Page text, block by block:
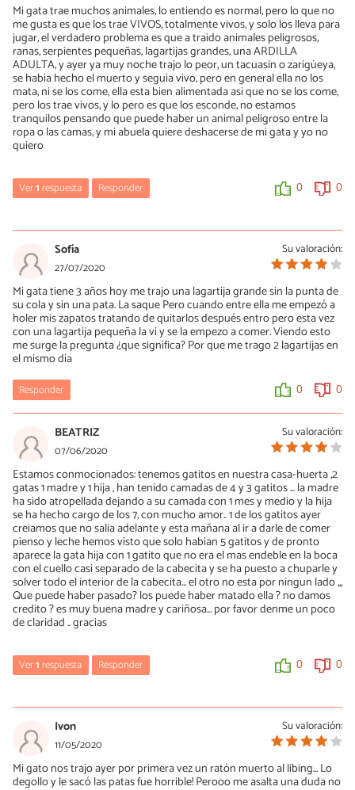
Mi gata trae muchos animales, lo entiendo es normal, pero lo que no
me gusta es que los trae VIVOS, totalmente vivos, y solo los lleva para
jugar, el verdadero problema es que a traido animales peligrosos,
ranas, serpientes pequeñas, lagartijas grandes, una ARDILLA
ADULTA, y ayer ya muy noche trajo lo peor, un tacuasin o zarigüeya,
se habia hecho el muerto y seguia vivo, pero en general ella no los
mata, ni se los come, ella esta bien alimentada asi que no se los come,
pero los trae vivos, y lo pero es que los esconde, no estamos
tranquilos pensando que puede haber un animal peligroso entre la
ropa o las camas, y mi abuela quiere deshacerse de mi gata y yo no
quiero
Ver1respuesta Responder 0 0
29/06/2022
Lo mismo está haciendo el mío, aveces los come, aveces solo los
trae correteando y una vez se metió dentro de mi casa un ratón,
ha estado apunto de entrar otro, está trayendo diario,
sinceramente también estoy arta. Que hago?
0
Su valoración:
Sofía
27/07/2020
Mi gata tiene 3 años hoy me trajo una lagartija grande sin la punta de
su cola y sin una pata. La saque Pero cuando entre ella me empezó a
holer mis zapatos tratando de quitarlos después entro pero esta vez
con una lagartija pequeña la vi y se la empezo a comer. Viendo esto
me surge la pregunta ¿que significa? Por que me trago 2 lagartijas en
el mismo día
Responder 0 0
Su valoración:
BEATRIZ
07/06/2020
Estamos conmocionados: tenemos gatitos en nuestra casa-huerta ,2
gatas 1 madre y 1 hija , han tenido camadas de 4 y 3 gatitos ... la madre
ha sido atropellada dejando a su camada con 1 mes y medio y la hija
se ha hecho cargo de los 7, con mucho amor.. 1 de los gatitos ayer
creiamos que no salia adelante y esta mañana al ir a darle de comer
pienso y leche hemos visto que solo habian 5 gatitos y de pronto
aparece la gata hija con 1 gatito que no era el mas endeble en la boca
con el cuello casi separado de la cabecita y se ha puesto a chuparle y
solver todo el interior de la cabecita... el otro no esta por ningun lado ,,,
Que puede haber pasado? los puede haber matado ella ? no damos
credito ? es muy buena madre y cariñosa... por favor denme un poco
de claridad .. gracias
Ver1respuesta Responder 0 0
22/04/2021
Los gatos machos matan a los machos pequeños que van a ser
su competencia. Una vez uno de nuestros gatos trajo un gatito
muerto y sin cabeza. Lo que sí no tengo idea es que hacen con la
cabeza
Su valoración:
Ivon
11/05/2020
Mi gato nos trajo ayer por primera vez un ratón muerto al libing... Lo
degollo y le sacó las patas fue horrible! Perooo me asalta una duda no